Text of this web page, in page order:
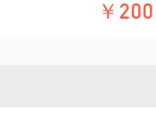
学习思路。如果需要，
￥200